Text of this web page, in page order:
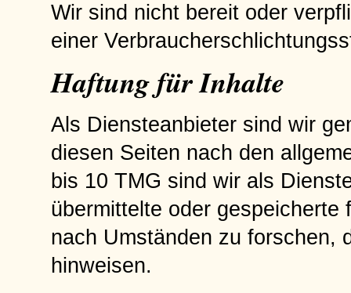
Wir sind nicht bereit oder
einer
Haftung für Inhalte
Als Diensteanbieter sind wir
diesen Seiten nach den
bis 10 TMG sind wir als
übermittelte oder gespeicherte
nach Umständen zu forschen,
hinweisen.